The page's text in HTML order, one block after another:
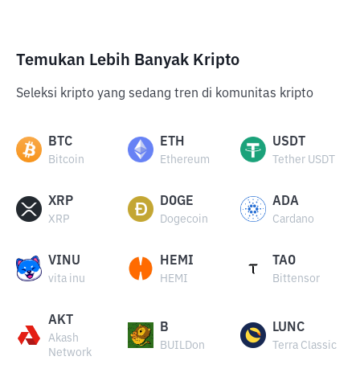
Temukan Lebih Banyak Kripto
Seleksi kripto yang sedang tren di komunitas kripto
BTC
Bitcoin
ETH
Ethereum
USDT
Tether USDT
XRP
XRP
DOGE
Dogecoin
ADA
Cardano
VINU
vita inu
HEMI
HEMI
TAO
Bittensor
AKT
Akash
Network
B
BUILDon
LUNC
Terra Classic